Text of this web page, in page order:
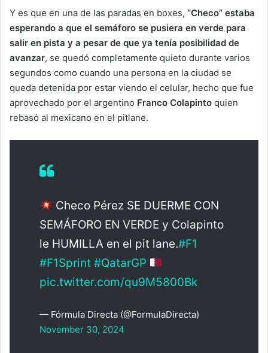
Y es que en una de las paradas en boxes, “Checo” estaba
esperando a que el semáforo se pusiera en verde para
salir en pista y a pesar de que ya tenía posibilidad de
avanzar, se quedó completamente quieto durante varios
segundos como cuando una persona en la ciudad se
queda detenida por estar viendo el celular, hecho que fue
aprovechado por el argentino Franco Colapinto quien
rebasó al mexicano en el pitlane.
Checo Pérez SE DUERME CON
SEMÁFORO EN VERDE y Colapinto
le HUMILLA en el pit lane.#F1
#F1Sprint #QatarGP
pic.twitter.com/qu9M5800Bk
— Fórmula Directa (@FormulaDirecta)
November 30, 2024